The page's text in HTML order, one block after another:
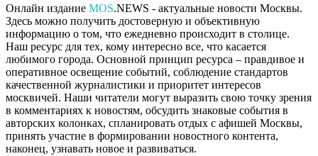
Онлайн издание MOS.NEWS - актуальные новости Москвы.
Здесь можно получить достоверную и объективную
информацию о том, что ежедневно происходит в столице.
Наш ресурс для тех, кому интересно все, что касается
любимого города. Основной принцип ресурса – правдивое и
оперативное освещение событий, соблюдение стандартов
качественной журналистики и приоритет интересов
москвичей. Наши читатели могут выразить свою точку зрения
в комментариях к новостям, обсудить знаковые события в
авторских колонках, спланировать отдых с афишей Москвы,
принять участие в формировании новостного контента,
наконец, узнавать новое и развиваться.